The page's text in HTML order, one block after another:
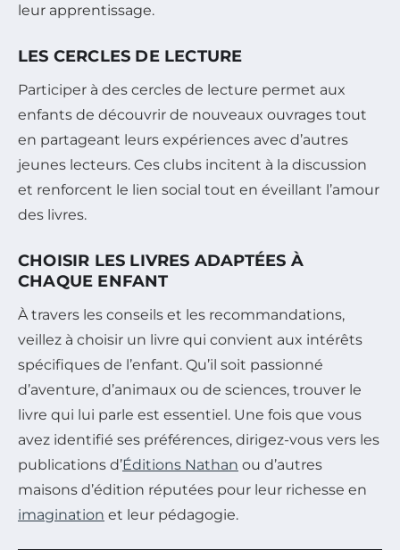
leur apprentissage.
LES CERCLES DE LECTURE
Participer à des cercles de lecture permet aux
enfants de découvrir de nouveaux ouvrages tout
en partageant leurs expériences avec d’autres
jeunes lecteurs. Ces clubs incitent à la discussion
et renforcent le lien social tout en éveillant l’amour
des livres.
CHOISIR LES LIVRES ADAPTÉES À
CHAQUE ENFANT
À travers les conseils et les recommandations,
veillez à choisir un livre qui convient aux intérêts
spécifiques de l’enfant. Qu’il soit passionné
d’aventure, d’animaux ou de sciences, trouver le
livre qui lui parle est essentiel. Une fois que vous
avez identifié ses préférences, dirigez-vous vers les
publications d’Éditions Nathan ou d’autres
maisons d’édition réputées pour leur richesse en
imagination et leur pédagogie.